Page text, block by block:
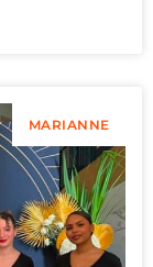
MARIANNE